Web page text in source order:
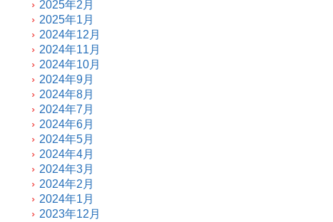
2025年2月
2025年1月
2024年12月
2024年11月
2024年10月
2024年9月
2024年8月
2024年7月
2024年6月
2024年5月
2024年4月
2024年3月
2024年2月
2024年1月
2023年12月